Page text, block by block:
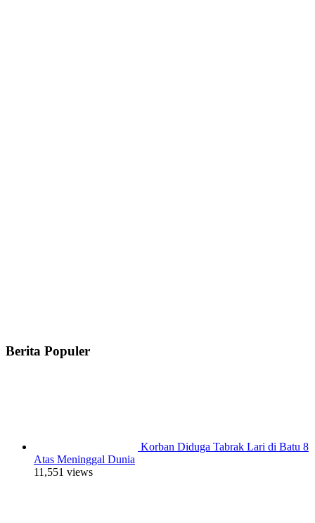
Berita Populer
Korban Diduga Tabrak Lari di Batu 8
Atas Meninggal Dunia
11,551 views